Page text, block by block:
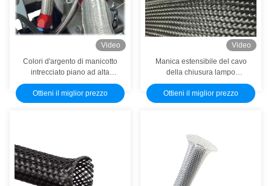
Video
Colori d'argento di manicotto
intrecciato piano ad alta
resistenza dell'acciaio
inossidabile dimensione di
100MM - di 1MM
Ottieni il miglior prezzo
Video
Manica estensibile del cavo
della chiusura lampo
dell'ANIMALE DOMESTICO,
involucro flessibile del cavo
della manica della chiusura
Ottieni il miglior prezzo